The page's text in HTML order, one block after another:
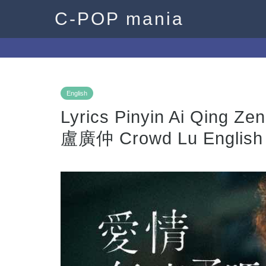
C-POP mania
English
Lyrics Pinyin Ai Qing
盧廣仲 Crowd Lu English